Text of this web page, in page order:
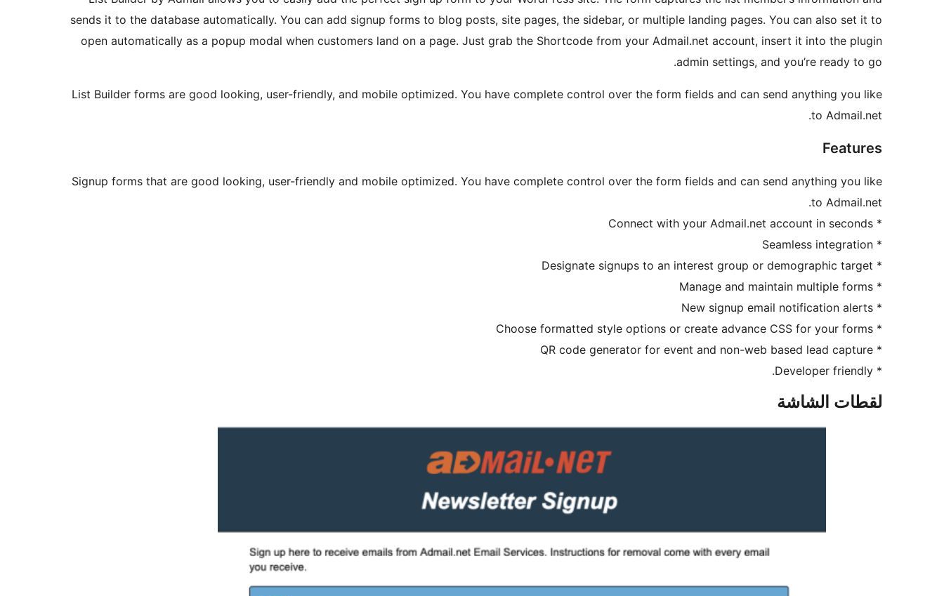
sends it to the database automatically. You can add signup forms to blog posts, site pages, the sidebar, or multiple landing pages. You can also set it to
open automatically as a popup modal when customers land on a page. Just grab the Shortcode from your Admail.net account, insert it into the plugin
admin settings, and you’re ready to go.
List Builder forms are good looking, user-friendly, and mobile optimized. You have complete control over the form fields and can send anything you like
to Admail.net.
Features
Signup forms that are good looking, user-friendly and mobile optimized. You have complete control over the form fields and can send anything you like
to Admail.net.
* Connect with your Admail.net account in seconds
* Seamless integration
* Designate signups to an interest group or demographic target
* Manage and maintain multiple forms
* New signup email notification alerts
* Choose formatted style options or create advance CSS for your forms
* QR code generator for event and non-web based lead capture
* Developer friendly.
لقطات الشاشة